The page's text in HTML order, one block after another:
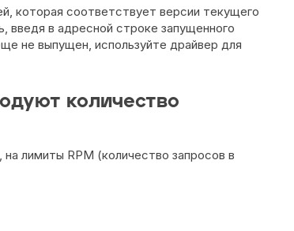
которая соответствует версии текущего
в адресной строке запущенного
не выпущен, используйте драйвер для
количество
лимиты RPM (количество запросов в